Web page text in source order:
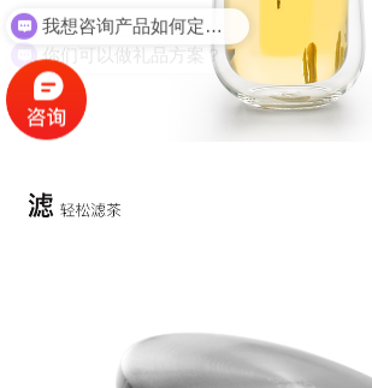
你们可以做礼品方案？